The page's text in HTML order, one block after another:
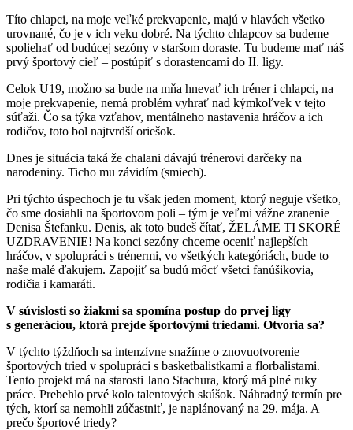
Títo chlapci, na moje veľké prekvapenie, majú v hlavách všetko
urovnané, čo je v ich veku dobré. Na týchto chlapcov sa budeme
spoliehať od budúcej sezóny v staršom doraste. Tu budeme mať náš
prvý športový cieľ – postúpiť s dorastencami do II. ligy.
Celok U19, možno sa bude na mňa hnevať ich tréner i chlapci, na
moje prekvapenie, nemá problém vyhrať nad kýmkoľvek v tejto
súťaži. Čo sa týka vzťahov, mentálneho nastavenia hráčov a ich
rodičov, toto bol najtvrdší oriešok.
Dnes je situácia taká že chalani dávajú trénerovi darčeky na
narodeniny. Ticho mu závidím (smiech).
Pri týchto úspechoch je tu však jeden moment, ktorý neguje všetko,
čo sme dosiahli na športovom poli – tým je veľmi vážne zranenie
Denisa Štefanku. Denis, ak toto budeš čítať, ŽELÁME TI SKORÉ
UZDRAVENIE! Na konci sezóny chceme oceniť najlepších
hráčov, v spolupráci s trénermi, vo všetkých kategóriách, bude to
naše malé ďakujem. Zapojiť sa budú môcť všetci fanúšikovia,
rodičia i kamaráti.
V súvislosti so žiakmi sa spomína postup do prvej ligy
s generáciou, ktorá prejde športovými triedami. Otvoria sa?
V týchto týždňoch sa intenzívne snažíme o znovuotvorenie
športových tried v spolupráci s basketbalistkami a florbalistami.
Tento projekt má na starosti Jano Stachura, ktorý má plné ruky
práce. Prebehlo prvé kolo talentových skúšok. Náhradný termín pre
tých, ktorí sa nemohli zúčastniť, je naplánovaný na 29. mája. A
prečo športové triedy?